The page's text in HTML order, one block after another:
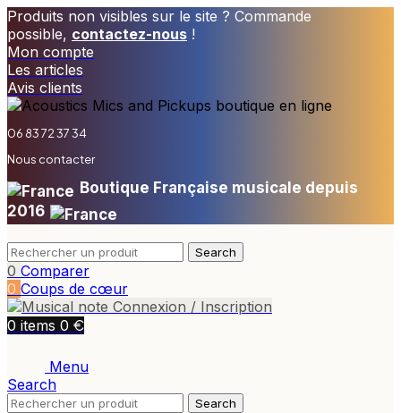
Produits non visibles sur le site ? Commande
possible, contactez-nous !
Mon compte
Les articles
Avis clients
06 83 72 37 34
Nous contacter
Boutique Française musicale depuis
2016
Search
0 Comparer
0 Coups de cœur
Connexion / Inscription
0 items 0 €
Menu
Search
Search